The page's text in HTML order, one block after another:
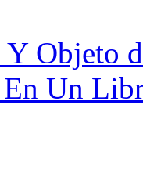
Y Objeto
En Un